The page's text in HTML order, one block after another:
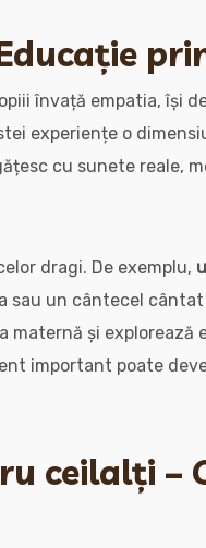
învață empatia, își
experiențe o
cu sunete reale,
dragi. De exemplu,
sau un cântecel
maternă și explorează
important poate
ceilalți –